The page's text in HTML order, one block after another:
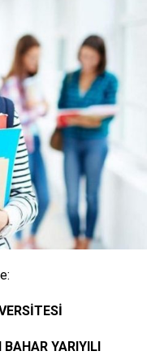
Geçiş Online
Öğrencilerden
başvuruda bulunan
okuduğu bütün
notları gösteren
ya da Islak İmzalı)
ve ÖSYS Sonuç
YARIYILI